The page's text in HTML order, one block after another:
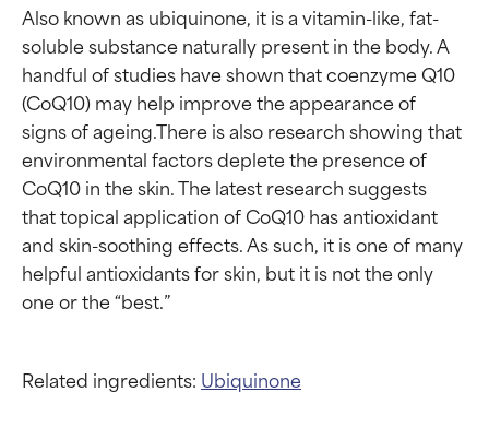
Also known as ubiquinone, it is a vitamin-like, fat-
soluble substance naturally present in the body. A
handful of studies have shown that coenzyme Q10
(CoQ10) may help improve the appearance of
signs of ageing.There is also research showing that
environmental factors deplete the presence of
CoQ10 in the skin. The latest research suggests
that topical application of CoQ10 has antioxidant
and skin-soothing effects. As such, it is one of many
helpful antioxidants for skin, but it is not the only
Related ingredients: Ubiquinone